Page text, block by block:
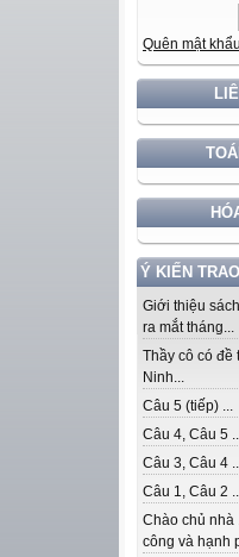
Quên mật khẩu
Ý KIẾN
Giới thiệu
ra mắt tháng...
Thầy cô có đề
Ninh...
Câu 5 (tiếp) ...
Câu 4, Câu 5
Câu 3, Câu 4
Câu 1, Câu 2
Chào chủ nhà
công và hạnh